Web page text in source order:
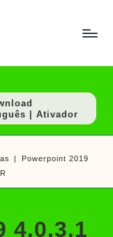
| Ativador
Download
Grátis |
Português
|
Powerpoint 2019
4.0.3.1